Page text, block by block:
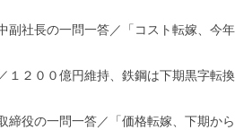
副社長の一問一答／「コスト転嫁、今
１２００億円維持、鉄鋼は下期黒字転
役の一問一答／「価格転嫁、下期から